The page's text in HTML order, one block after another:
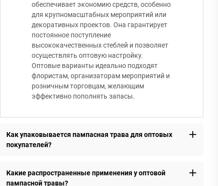
обеспечивает экономию средств, особенно
для крупномасштабных мероприятий или
декоративных проектов. Она гарантирует
постоянное поступление
высококачественных стеблей и позволяет
осуществлять оптовую настройку.
Оптовые варианты идеально подходят
флористам, организаторам мероприятий и
розничным торговцам, желающим
эффективно пополнять запасы.
Как упаковывается пампасная трава для оптовых
покупателей?
Какие распространенные применения у оптовой
пампасной травы?